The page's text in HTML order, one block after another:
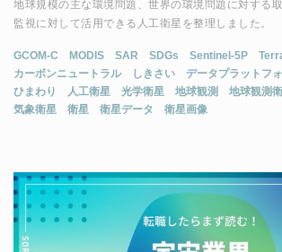
地球規模の主な環境問題、世界の環境問題に対する
監視に対して活用できる人工衛星を整理しました。
GCOM-C MODIS SAR SDGs Sentinel-5P
カーボンニュートラル
しきさい データプラットフ
ひまわり
人工衛星 光学衛星 地球観測 地球観測
気象衛星
衛星 衛星データ 衛星画像